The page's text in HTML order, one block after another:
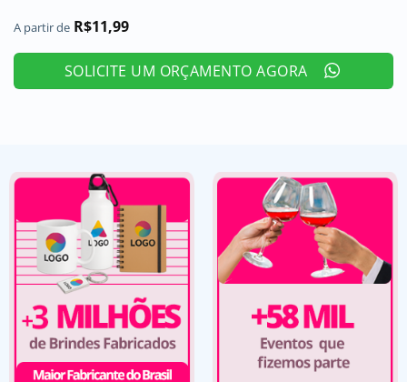
A partir de R$11,99
SOLICITE UM ORÇAMENTO AGORA